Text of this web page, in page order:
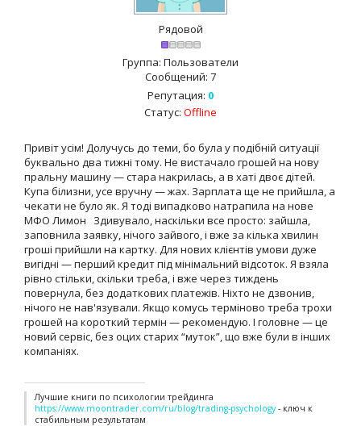
Рядовой
Группа: Пользователи
Сообщений: 7
Репутация: 0
Статус: Offline
Привіт усім! Долучусь до теми, бо була у подібній ситуації
буквально два тижні тому. Не вистачало грошей на нову
пральну машину — стара накрилась, а в хаті двоє дітей.
Купа білизни, усе вручну — жах. Зарплата ще не прийшла, а
чекати не було як. Я тоді випадково натрапила на нове
МФО Лимон Здивувало, наскільки все просто: зайшла,
заповнила заявку, нічого зайвого, і вже за кілька хвилин
гроші прийшли на картку. Для нових клієнтів умови дуже
вигідні — перший кредит під мінімальний відсоток. Я взяла
рівно стільки, скільки треба, і вже через тиждень
повернула, без додаткових платежів. Ніхто не дзвонив,
нічого не нав'язували. Якщо комусь терміново треба трохи
грошей на короткий термін — рекомендую. І головне — це
новий сервіс, без оцих старих “муток”, що вже були в інших
компаніях.
Лучшие книги по психологии трейдинга
https://www.moontrader.com/ru/blog/trading-psychology- ключ к
стабильным результатам